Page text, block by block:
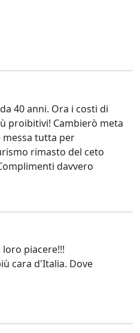
40 anni. Ora i costi di
proibitivi! Cambierò meta
messa tutta per
rimasto del ceto
davvero
piacere!!!
cara d'Italia. Dove